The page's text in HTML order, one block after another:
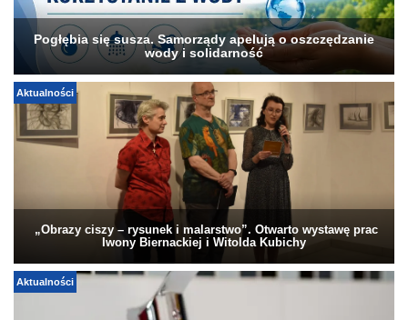
Pogłębia się susza. Samorządy apelują o oszczędzanie
wody i solidarność
Aktualności
„Obrazy ciszy – rysunek i malarstwo”. Otwarto wystawę prac
Iwony Biernackiej i Witolda Kubichy
Aktualności